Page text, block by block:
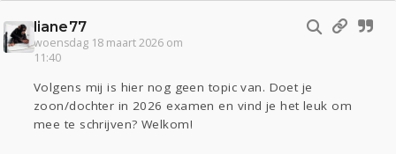
Kinderen
Zwanger Psyche Thuis
Sport
Contact Viva zoekt
Aangeboden
Gevraagd
Horen
liane77
woensdag 18 maart 2026 om
11:40
Volgens mij is hier nog geen topic van. Doet je
zoon/dochter in 2026 examen en vind je het leuk om
mee te schrijven? Welkom!